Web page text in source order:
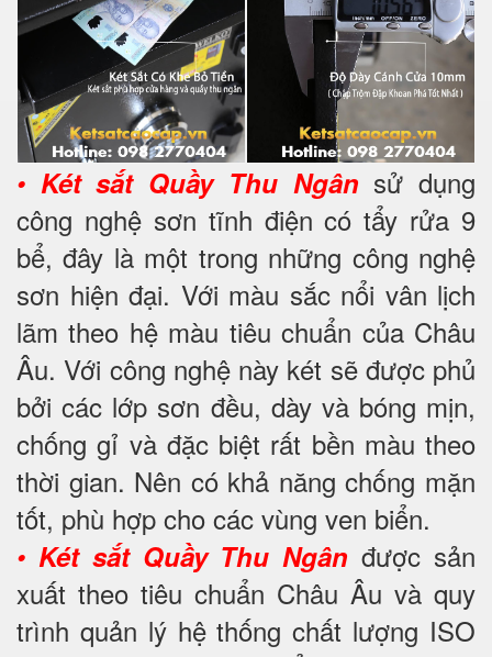
• Két sắt Quầy Thu Ngân sử dụng
công nghệ sơn tĩnh điện có tẩy rửa 9
bể, đây là một trong những công nghệ
sơn hiện đại. Với màu sắc nổi vân lịch
lãm theo hệ màu tiêu chuẩn của Châu
Âu. Với công nghệ này két sẽ được phủ
bởi các lớp sơn đều, dày và bóng mịn,
chống gỉ và đặc biệt rất bền màu theo
thời gian. Nên có khả năng chống mặn
tốt, phù hợp cho các vùng ven biển.
• Két sắt Quầy Thu Ngân được sản
xuất theo tiêu chuẩn Châu Âu và quy
trình quản lý hệ thống chất lượng ISO